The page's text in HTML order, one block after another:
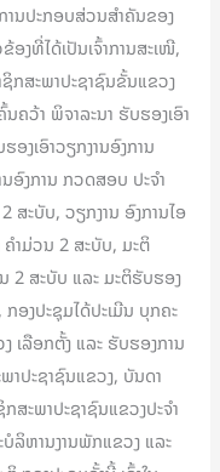
ານປະກອບສ່ວນສໍາຄັນຂອງ
ງທີ່ໄດ້ເປັນເຈົ້າການສະເໜີ,
ກສະພາປະຊາຊົນຂັ້ນແຂວງ
ຄວ້າ ພິຈາລະນາ ຮັບຮອງເອົາ
ງເອົາວຽກງານອົງການ
ອົງການ ກວດສອບ ປະຈໍາ
ສະບັບ, ວຽກງານ ອົງການໄອ
ຄໍາມ່ວນ 2 ສະບັບ, ມະຕິ
2 ສະບັບ ແລະ ມະຕິຮັບຮອງ
ອງປະຊຸມໄດ້ປະເມີນ ບຸກຄະ
ເລືອກຕັ້ງ ແລະ ຮັບຮອງການ
າປະຊາຊົນແຂວງ, ບັນດາ
ສະພາປະຊາຊົນແຂວງປະຈໍາ
ບໍລິຫານງານພັກແຂວງ ແລະ